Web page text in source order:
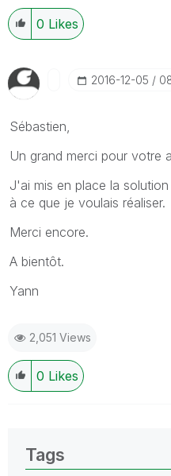
0 Likes
‎2016-12-05
Sébastien,
Un grand merci pour votre
J'ai mis en place la
à ce que je voulais réaliser.
Merci encore.
A bientôt.
Yann
2,051 Views
0 Likes
Tags